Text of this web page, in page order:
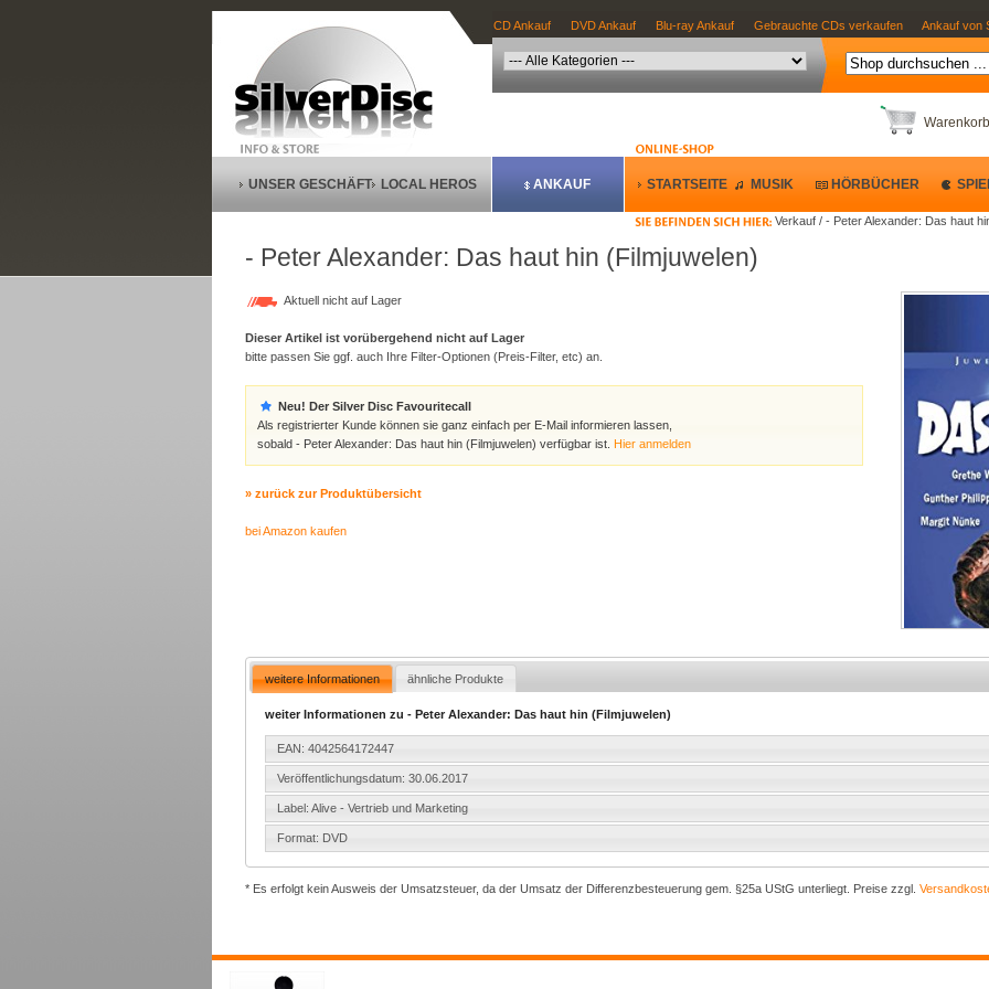
CD Ankauf DVD Ankauf Blu-ray Ankauf Gebrauchte CDs verkaufen Ankauf von
Warenkorb
Verkauf / - Peter Alexander: Das haut
UNSER GESCHÄFT LOCAL HEROS ANKAUF STARTSEITE MUSIK HÖRBÜCHER
- Peter Alexander: Das haut hin (Filmjuwelen)
Aktuell nicht auf Lager
Dieser Artikel ist vorübergehend nicht auf Lager
bitte passen Sie ggf. auch Ihre Filter-Optionen (Preis-Filter, etc) an.
Neu! Der Silver Disc Favouritecall
Als registrierter Kunde können sie ganz einfach per E-Mail informieren lassen,
sobald - Peter Alexander: Das haut hin (Filmjuwelen) verfügbar ist. Hier anmelden
» zurück zur Produktübersicht
bei Amazon kaufen
weitere Informationen ähnliche Produkte
weiter Informationen zu - Peter Alexander: Das haut hin (Filmjuwelen)
EAN: 4042564172447
Veröffentlichungsdatum: 30.06.2017
Label: Alive - Vertrieb und Marketing
Format: DVD
* Es erfolgt kein Ausweis der Umsatzsteuer, da der Umsatz der Differenzbesteuerung gem. §25a UStG unterliegt. Preise zzgl.